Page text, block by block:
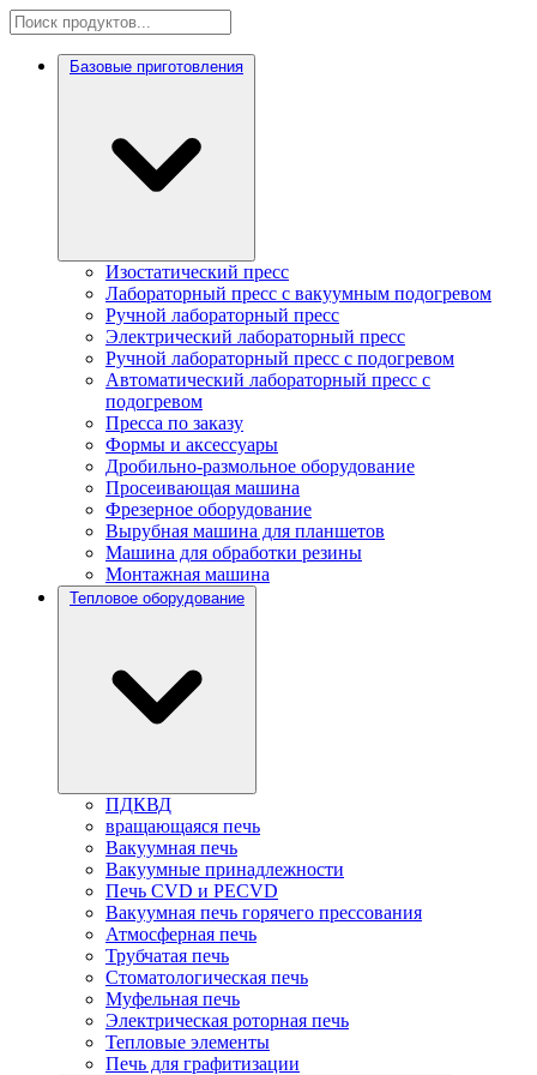
Базовые приготовления
Изостатический пресс
Лабораторный пресс с вакуумным подогревом
Ручной лабораторный пресс
Электрический лабораторный пресс
Ручной лабораторный пресс с подогревом
Автоматический лабораторный пресс с
подогревом
Пресса по заказу
Формы и аксессуары
Дробильно-размольное оборудование
Просеивающая машина
Фрезерное оборудование
Вырубная машина для планшетов
Машина для обработки резины
Монтажная машина
Тепловое оборудование
ПДКВД
вращающаяся печь
Вакуумная печь
Вакуумные принадлежности
Печь CVD и PECVD
Вакуумная печь горячего прессования
Атмосферная печь
Трубчатая печь
Стоматологическая печь
Муфельная печь
Электрическая роторная печь
Тепловые элементы
Печь для графитизации